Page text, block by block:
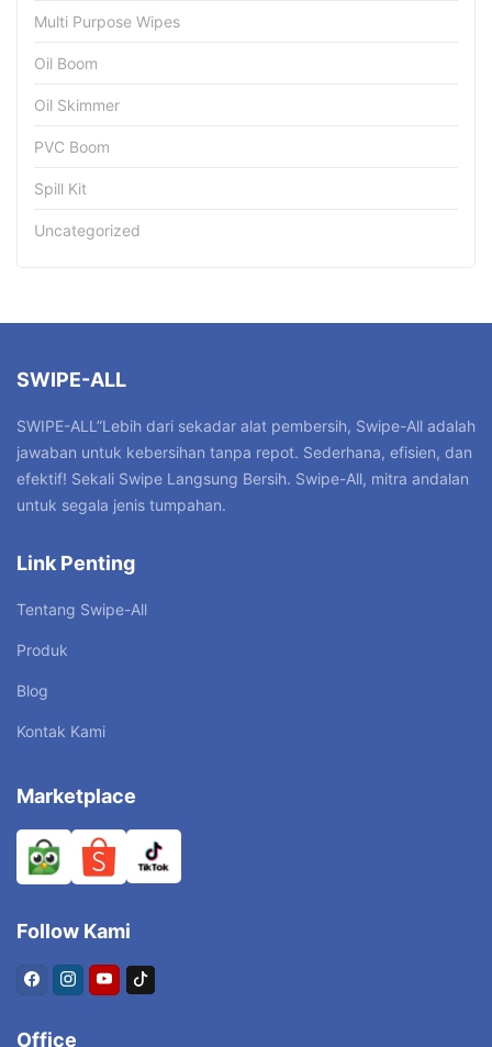
Multi Purpose Wipes
Oil Boom
Oil Skimmer
PVC Boom
Spill Kit
Uncategorized
SWIPE-ALL
SWIPE-ALL”Lebih dari sekadar alat pembersih, Swipe-All adalah
jawaban untuk kebersihan tanpa repot. Sederhana, efisien, dan
efektif! Sekali Swipe Langsung Bersih. Swipe-All, mitra andalan
untuk segala jenis tumpahan.
Link Penting
Tentang Swipe-All
Produk
Blog
Kontak Kami
Marketplace
Follow Kami
Office